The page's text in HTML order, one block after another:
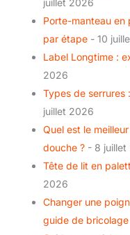
juillet 2026
Porte-manteau
par étape - 10
Label Longtime :
2026
Types de serrures
juillet 2026
Quel est le
douche ? - 8 juillet
Tête de lit en
2026
Changer une
guide de bricolage